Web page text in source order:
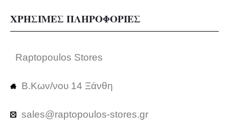
ΧΡΗΣΙΜΕΣ ΠΛΗΡΟΦΟΡΙΕΣ
Raptopoulos Stores
Β.Κων/νου 14 Ξάνθη
sales@raptopoulos-stores.gr